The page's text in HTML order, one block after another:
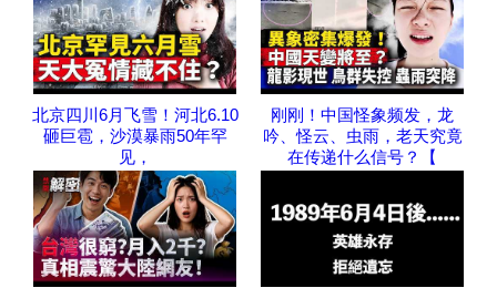
北京四川6月飞雪！河北6.10
砸巨雹，沙漠暴雨50年罕
见，
刚刚！中国怪象频发，龙
吟、怪云、虫雨，老天究竟
在传递什么信号？【